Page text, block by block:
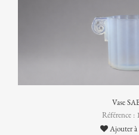
Vase
Référence :
Ajouter à